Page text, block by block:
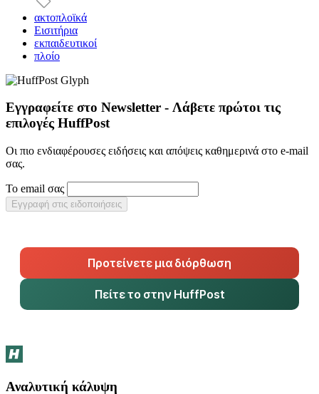
ακτοπλοϊκά
Εισιτήρια
εκπαιδευτικοί
πλοίο
Εγγραφείτε στο Newsletter - Λάβετε πρώτοι τις
επιλογές HuffPost
Οι πιο ενδιαφέρουσες ειδήσεις και απόψεις καθημερινά στο e-mail
σας.
Το email σας
Εγγραφή στις ειδοποιήσεις
Προτείνετε μια διόρθωση
Πείτε το στην HuffPost
Αναλυτική κάλυψη